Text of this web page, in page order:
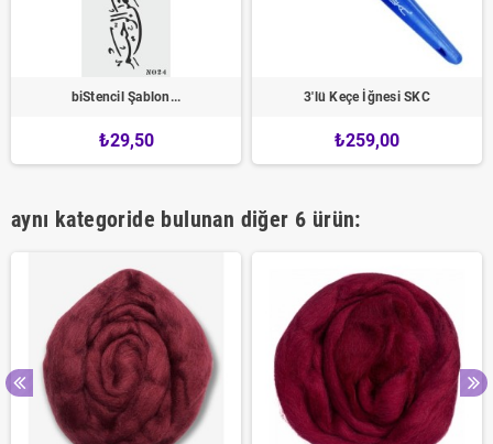
biStencil Şablon...
₺29,50
3'lü Keçe İğnesi SKC
₺259,00
aynı kategoride bulunan diğer 6 ürün: